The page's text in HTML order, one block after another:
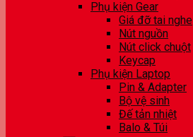
Phụ kiện Gear
Giá đỡ tai nghe
Nút nguồn
Nút click chuột
Keycap
Phụ kiện Laptop
Pin & Adapter
Bộ vệ sinh
Đế tản nhiệt
Balo & Túi